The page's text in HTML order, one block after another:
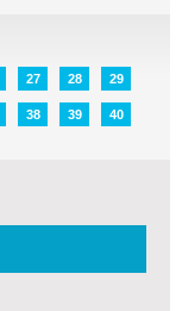
27 28 29
38 39 40